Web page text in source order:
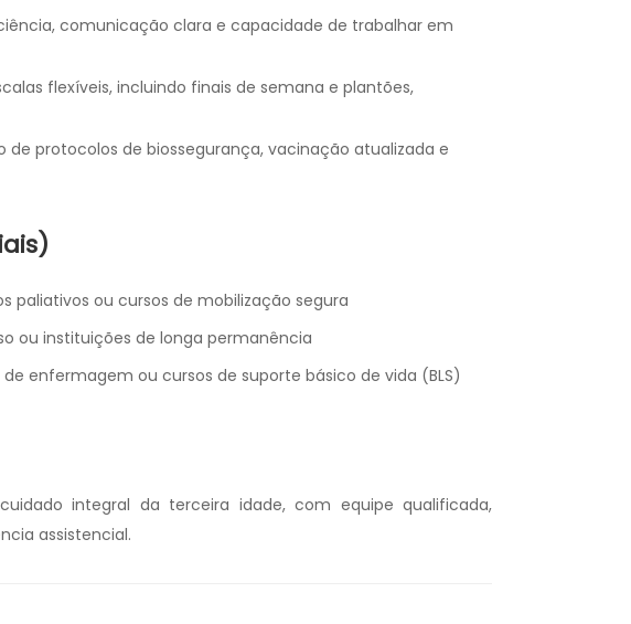
comunicação clara e capacidade de trabalhar em
flexíveis, incluindo finais de semana e plantões,
de protocolos de biossegurança, vacinação atualizada e
paliativos ou cursos de mobilização segura
ou instituições de longa permanência
enfermagem ou cursos de suporte básico de vida (BLS)
integral da terceira idade, com equipe qualificada,
assistencial.